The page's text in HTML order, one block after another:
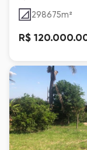
298675m²
R$